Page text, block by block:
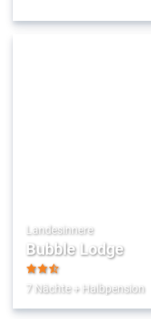
Landesinnere
Bubble Lodge
2.5
7 Nächte+ Halbpension